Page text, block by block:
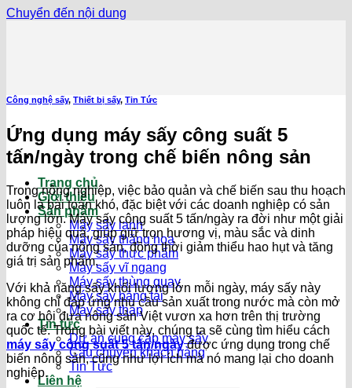
Chuyển đến nội dung
Trang chủ
Giới thiệu
Sản phẩm
Máy sấy lạnh
Máy sấy thăng hoa
Máy sấy thực phẩm
Máy sấy vĩ ngang
Máy sấy thùng quay
Máy sấy băng tải
Máy sấy tháp
Tin tức
Dự án cung cấp máy sấy
Câu chuyện khách hàng
Tin Tức
Liên hệ
Công nghệ sấy, Thiết bị sấy, Tin Tức
Ứng dụng máy sấy công suất 5
tấn/ngày trong chế biến nông sản
Trong nông nghiệp, việc bảo quản và chế biến sau thu hoạch
luôn là bài toán khó, đặc biệt với các doanh nghiệp có sản
lượng lớn. Máy sấy công suất 5 tấn/ngày ra đời như một giải
pháp hiệu quả, giúp giữ trọn hương vị, màu sắc và dinh
dưỡng của nông sản, đồng thời giảm thiểu hao hụt và tăng
giá trị sản phẩm.
Với khả năng sấy khối lượng lớn mỗi ngày, máy sấy này
không chỉ đáp ứng nhu cầu sản xuất trong nước mà còn mở
ra cơ hội đưa nông sản Việt vươn xa hơn trên thị trường
quốc tế. Trong bài viết này, chúng ta sẽ cùng tìm hiểu cách
máy sấy công suất 5 tấn/ngàyđược ứng dụng trong chế
biến nông sản, cũng như lợi ích mà nó mang lại cho doanh
nghiệp.